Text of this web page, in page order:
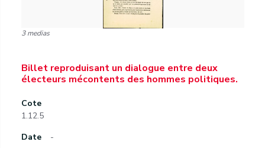
3 medias
Billet reproduisant un dialogue entre deux
électeurs mécontents des hommes politiques.
Cote
1.12.5
Date
-